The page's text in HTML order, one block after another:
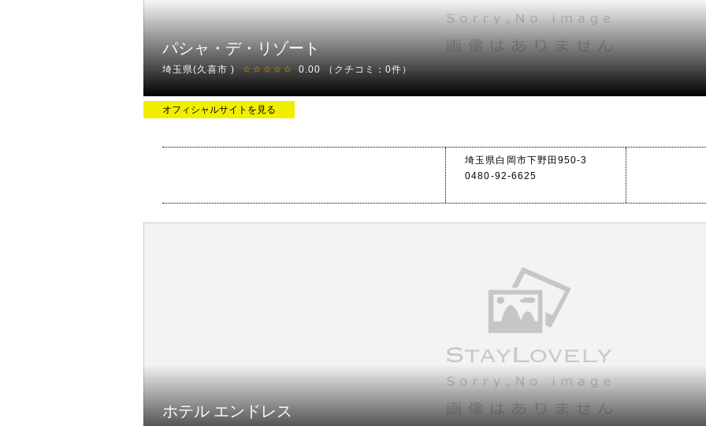
パシャ・デ・リゾート
埼玉県(久喜市 ) ☆☆☆☆☆ 0.00 （クチコミ：0件）
オフィシャルサイトを見る
埼玉県白岡市下野田950-3
0480-92-6625
ホテル エンドレス